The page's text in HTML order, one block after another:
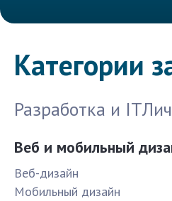
Категории
Разработка и IT
Веб и мобильный
Веб-дизайн
Мобильный дизайн